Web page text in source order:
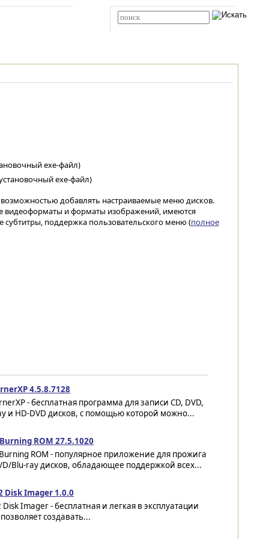
exe-файл)
exe-файл)
добавлять настраиваемые меню дисков.
видеоформаты и форматы изображений, имеются
поддержка пользовательского меню (полное
4.5.8.7128
- бесплатная программа для записи CD, DVD,
и HD-DVD дисков, с помощью которой можно...
ROM 27.5.1020
ROM - популярное приложение для прожига
Blu-ray дисков, обладающее поддержкой всех...
Disk Imager 1.0.0
Disk Imager - бесплатная и легкая в эксплуатации
создавать...